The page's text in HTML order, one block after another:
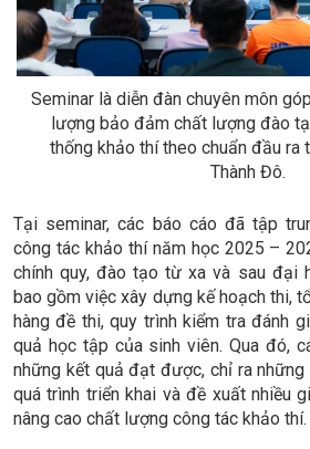
Seminar là diễn đàn chuyên môn
lượng bảo đảm chất lượng đào
thống khảo thí theo chuẩn đầu ra
Thành Đô.
Tại seminar, các báo cáo đã tập
công tác khảo thí năm học 2025 –
chính quy, đào tạo từ xa và sau đại
bao gồm việc xây dựng kế hoạch thi,
hàng đề thi, quy trình kiểm tra đánh
quả học tập của sinh viên. Qua đó,
những kết quả đạt được, chỉ ra
quá trình triển khai và đề xuất nhiều
nâng cao chất lượng công tác khảo thí.